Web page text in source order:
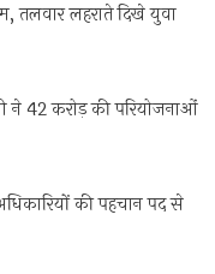
तलवार लहराते दिखे युवा
ने 42 करोड़ की परियोजनाओं
की पहचान पद से